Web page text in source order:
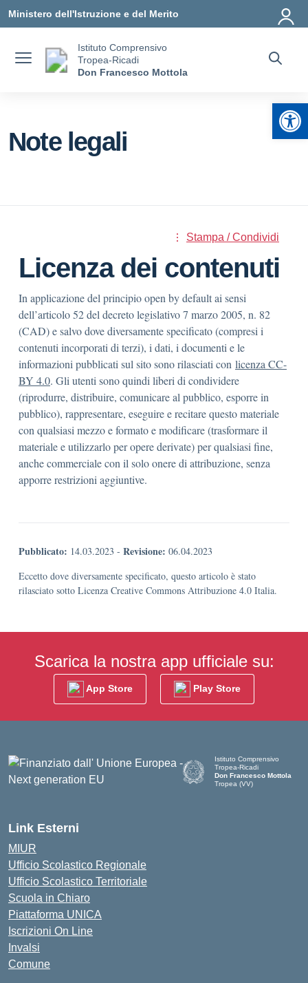
Ministero dell'Istruzione e del Merito
Istituto Comprensivo
Tropea-Ricadi
Don Francesco Mottola
Note legali
Stampa / Condividi
Licenza dei contenuti
In applicazione del principio open by default ai sensi
dell’articolo 52 del decreto legislativo 7 marzo 2005, n. 82
(CAD) e salvo dove diversamente specificato (compresi i
contenuti incorporati di terzi), i dati, i documenti e le
informazioni pubblicati sul sito sono rilasciati con licenza CC-
BY 4.0. Gli utenti sono quindi liberi di condividere
(riprodurre, distribuire, comunicare al pubblico, esporre in
pubblico), rappresentare, eseguire e recitare questo materiale
con qualsiasi mezzo e formato e modificare (trasformare il
materiale e utilizzarlo per opere derivate) per qualsiasi fine,
anche commerciale con il solo onere di attribuzione, senza
apporre restrizioni aggiuntive.
Pubblicato: 14.03.2023 - Revisione: 06.04.2023
Eccetto dove diversamente specificato, questo articolo è stato
rilasciato sotto Licenza Creative Commons Attribuzione 4.0 Italia.
Scarica la nostra app ufficiale su:
App Store Play Store
Istituto Comprensivo
Tropea-Ricadi
Don Francesco Mottola
Tropea (VV)
Link Esterni
MIUR
Ufficio Scolastico Regionale
Ufficio Scolastico Territoriale
Scuola in Chiaro
Piattaforma UNICA
Iscrizioni On Line
Invalsi
Comune